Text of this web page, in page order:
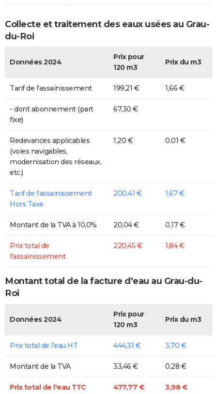
Collecte et traitement des eaux usées au Grau-
du-Roi
Données 2024
Prix pour
120 m3
Prix du m3
Tarif de l'assainissement 199,21 € 1,66 €
- dont abonnement (part
fixe)
67,30 €
Redevances applicables
(voies navigables,
modernisation des réseaux,
etc.)
1,20 € 0,01 €
Tarif de l'assainissement
Hors Taxe
200,41 € 1,67 €
Montant de la TVA à 10,0% 20,04 € 0,17 €
Prix total de
l'assainissement
220,45 € 1,84 €
Montant total de la facture d'eau au Grau-du-
Roi
Données 2024
Prix pour
120 m3
Prix du m3
Prix total de l'eau HT 444,31 € 3,70 €
Montant de la TVA 33,46 € 0,28 €
Prix total de l'eau TTC 477,77 € 3,98 €